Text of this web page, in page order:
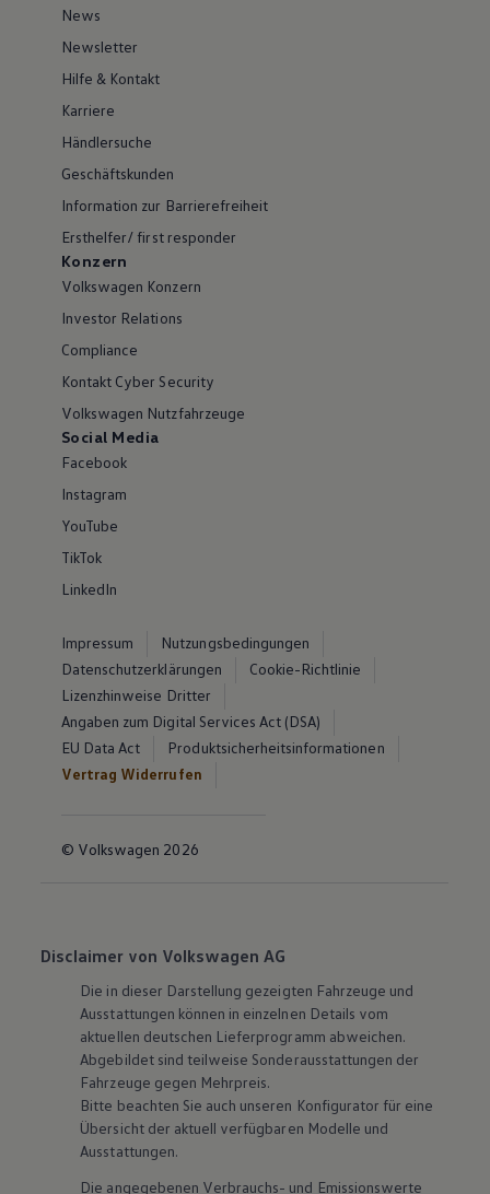
News
Newsletter
Hilfe & Kontakt
Karriere
Händlersuche
Geschäftskunden
Information zur Barrierefreiheit
Ersthelfer/ first responder
Konzern
Volkswagen Konzern
Investor Relations
Compliance
Kontakt Cyber Security
Volkswagen Nutzfahrzeuge
Social Media
Facebook
Instagram
YouTube
TikTok
LinkedIn
Impressum
Nutzungsbedingungen
Datenschutzerklärungen
Cookie-Richtlinie
Lizenzhinweise Dritter
Angaben zum Digital Services Act (DSA)
EU Data Act
Produktsicherheitsinformationen
Vertrag Widerrufen
© Volkswagen 2026
Disclaimer von Volkswagen AG
Die in dieser Darstellung gezeigten Fahrzeuge und
Ausstattungen können in einzelnen Details vom
aktuellen deutschen Lieferprogramm abweichen.
Abgebildet sind teilweise Sonderausstattungen der
Fahrzeuge gegen Mehrpreis.
Bitte beachten Sie auch unseren Konfigurator für eine
Übersicht der aktuell verfügbaren Modelle und
Ausstattungen.
Die angegebenen Verbrauchs- und Emissionswerte